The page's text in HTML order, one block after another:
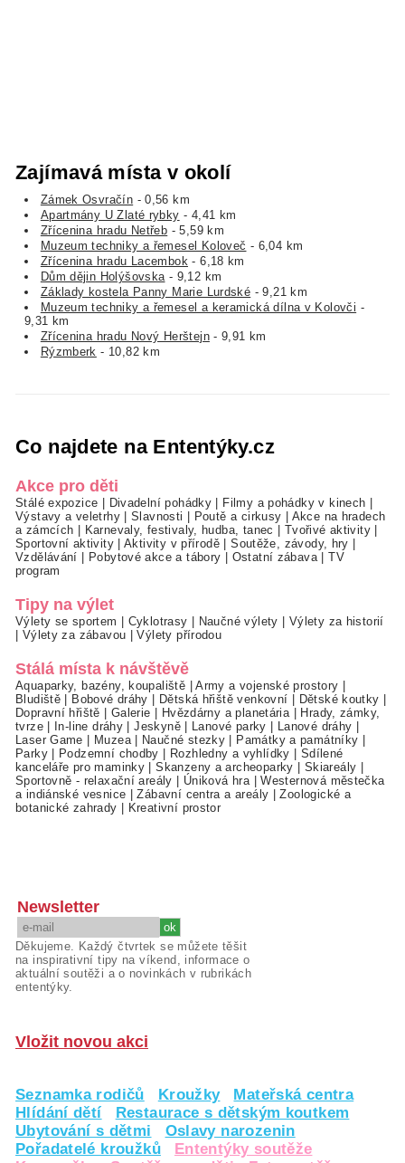
Zajímavá místa v okolí
Zámek Osvračín - 0,56 km
Apartmány U Zlaté rybky - 4,41 km
Zřícenina hradu Netřeb - 5,59 km
Muzeum techniky a řemesel Koloveč - 6,04 km
Zřícenina hradu Lacembok - 6,18 km
Dům dějin Holýšovska - 9,12 km
Základy kostela Panny Marie Lurdské - 9,21 km
Muzeum techniky a řemesel a keramická dílna v Kolovči -
9,31 km
Zřícenina hradu Nový Herštejn- 9,91 km
Rýzmberk - 10,82 km
Co najdete na Ententýky.cz
Akce pro děti
Stálé expozice Divadelní pohádky Filmy a pohádky v kinech
Výstavy a veletrhy|Slavnosti Poutě a cirkusy
Akce na hradech
a zámcích
Karnevaly, festivaly, hudba, tanec Tvořivé aktivity
Sportovní aktivity|Aktivity v přírodě |Soutěže, závody, hry
Vzdělávání
Pobytové akce a tábory Ostatní zábava|TV
program
Tipy na výlet
Výlety se sportem Cyklotrasy Naučné výlety
Výlety za historií
Výlety za zábavou |Výlety přírodou
Stálá místa k návštěvě
Aquaparky, bazény, koupaliště |Army a vojenské prostory
Bludiště
Bobové dráhy Dětská hřiště venkovní Dětské koutky
Dopravní hřiště
Galerie Hvězdárny a planetária|
Hrady, zámky,
tvrze| In-line dráhy |Jeskyně| Lanové parky Lanové dráhy
Laser Game
Muzea| Naučné stezky Památky a památníky
Parky| Podzemní chodby Rozhledny a vyhlídky
Sdílené
kanceláře pro maminky |Skanzeny a archeoparky Skiareály
Sportovně - relaxační areály
Úniková hra|Westernová městečka
a indiánské vesnice |Zábavní centra a areály |Zoologické a
botanické zahrady
Kreativní prostor
Newsletter
Děkujeme. Každý čtvrtek se můžete těšit
na inspirativní tipy na víkend, informace o
aktuální soutěži a o novinkách v rubrikách
ententýky.
Vložit novou akci
Seznamka rodičů Kroužky
Mateřská centra
Hlídání dětí
Restaurace s dětským koutkem
Ubytování s dětmi
Oslavy narozenin
Pořadatelé kroužků
Ententýky soutěže